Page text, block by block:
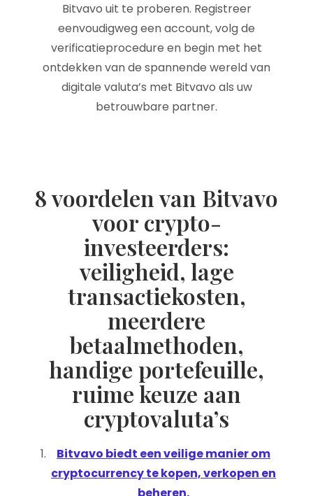
Bitvavo uit te proberen. Registreer
eenvoudigweg een account, volg de
verificatieprocedure en begin met het
ontdekken van de spannende wereld van
digitale valuta’s met Bitvavo als uw
betrouwbare partner.
8 voordelen van Bitvavo
voor crypto-
investeerders:
veiligheid, lage
transactiekosten,
meerdere
betaalmethoden,
handige portefeuille,
ruime keuze aan
cryptovaluta’s
Bitvavo biedt een veilige manier om
cryptocurrency te kopen, verkopen en